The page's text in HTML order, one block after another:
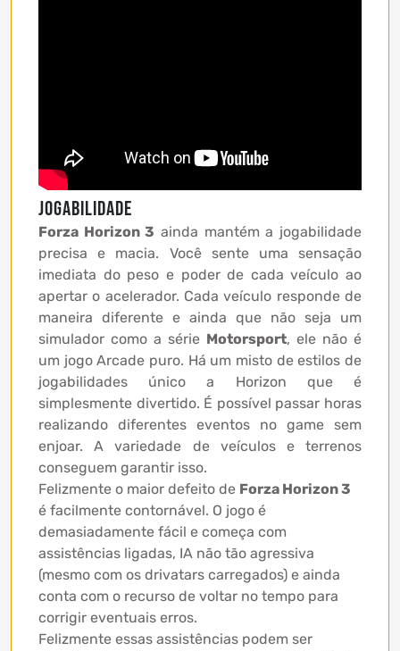
Jogabilidade
Forza Horizon 3 ainda mantém a jogabilidade
precisa e macia. Você sente uma sensação
imediata do peso e poder de cada veículo ao
apertar o acelerador. Cada veículo responde de
maneira diferente e ainda que não seja um
simulador como a série Motorsport, ele não é
um jogo Arcade puro. Há um misto de estilos de
jogabilidades único a Horizon que é
simplesmente divertido. É possível passar horas
realizando diferentes eventos no game sem
enjoar. A variedade de veículos e terrenos
conseguem garantir isso.
Felizmente o maior defeito de Forza Horizon 3
é facilmente contornável. O jogo é
demasiadamente fácil e começa com
assistências ligadas, IA não tão agressiva
(mesmo com os drivatars carregados) e ainda
conta com o recurso de voltar no tempo para
corrigir eventuais erros.
Felizmente essas assistências podem ser